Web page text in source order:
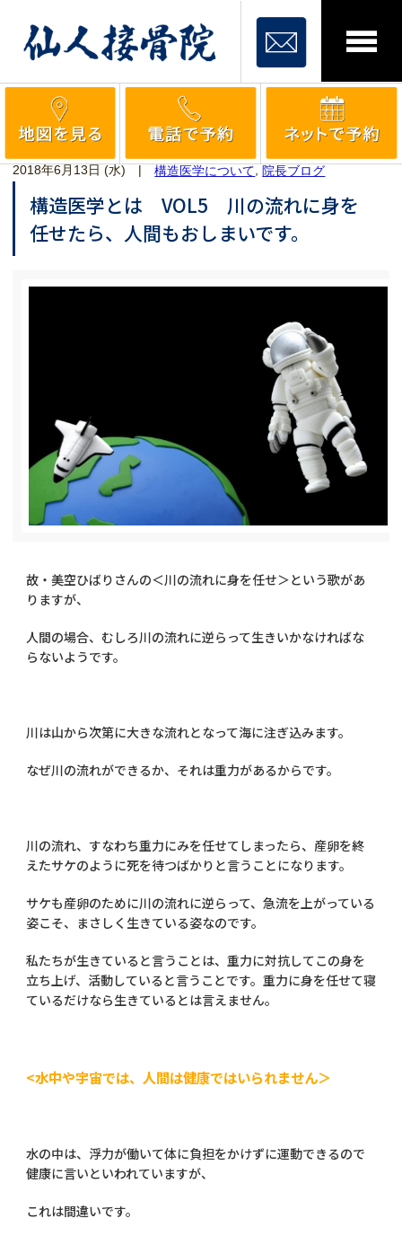
2018年6月13日 (水) |構造医学について, 院長ブログ
構造医学とは VOL5 川の流れに身を
任せたら、人間もおしまいです。
故・美空ひばりさんの＜川の流れに身を任せ＞という歌があ
りますが、
人間の場合、むしろ川の流れに逆らって生きいかなければな
らないようです。
川は山から次第に大きな流れとなって海に注ぎ込みます。
なぜ川の流れができるか、それは重力があるからです。
川の流れ、すなわち重力にみを任せてしまったら、産卵を終
えたサケのように死を待つばかりと言うことになります。
サケも産卵のために川の流れに逆らって、急流を上がっている
姿こそ、まさしく生きている姿なのです。
私たちが生きていると言うことは、重力に対抗してこの身を
立ち上げ、活動していると言うことです。重力に身を任せて寝
ているだけなら生きているとは言えません。
<水中や宇宙では、人間は健康ではいられません＞
水の中は、浮力が働いて体に負担をかけずに運動できるので
健康に言いといわれていますが、
これは間違いです。